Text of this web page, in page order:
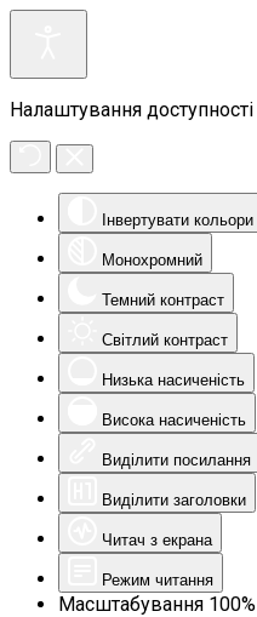
Налаштування доступності
Інвертувати кольори
Монохромний
Темний контраст
Світлий контраст
Низька насиченість
Висока насиченість
Виділити посилання
Виділити заголовки
Читач з екрана
Режим читання
Масштабування 100%